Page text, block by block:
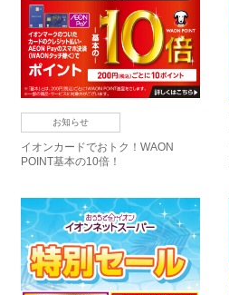
お知らせ
イオンカードでおトク！WAON
POINT基本の10倍！